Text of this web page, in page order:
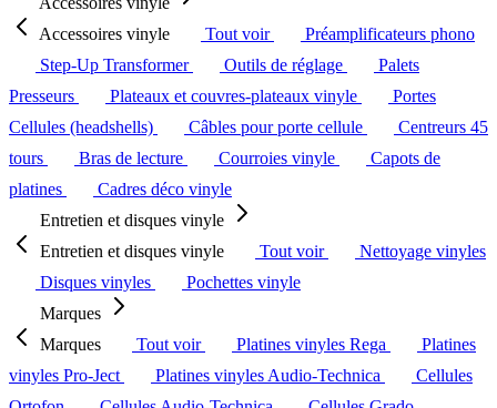
Accessoires vinyle
Tout voir
Préamplificateurs phono
Step-Up Transformer
Outils de réglage
Palets
Presseurs
Plateaux et couvres-plateaux vinyle
Portes
Cellules (headshells)
Câbles pour porte cellule
Centreurs 45
tours
Bras de lecture Courroies vinyle
Capots de
platines
Cadres déco vinyle
Entretien et disques vinyle
Entretien et disques vinyle
Tout voir
Nettoyage vinyles
Disques vinyles
Pochettes vinyle
Marques
Marques
Tout voir Platines vinyles Rega
Platines
vinyles Pro-Ject
Platines vinyles Audio-Technica
Cellules